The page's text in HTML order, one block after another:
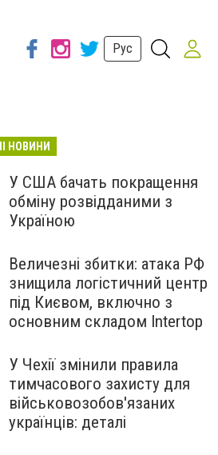
Рус
НОВИНИ
У США бачать покращення
обміну розвідданими з
Україною
Величезні збитки: атака РФ
знищила логістичний центр
під Києвом, включно з
основним складом Intertop
У Чехії змінили правила
тимчасового захисту для
військовозобов'язаних
українців: деталі